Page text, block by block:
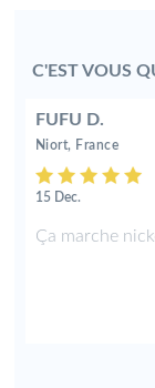
C'EST VOUS
FUFU D.
Niort, France
15 Dec.
Ça marche